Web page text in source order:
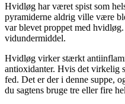
Hvidløg har været spist som
pyramiderne aldrig ville være
var blevet proppet med
vidundermiddel.
Hvidløg virker stærkt
antioxidanter. Hvis det virkelig
fed. Det er der i denne suppe,
du sagtens bruge tre eller fire